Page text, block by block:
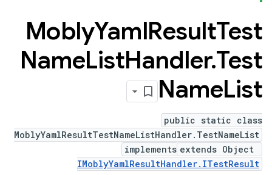
MoblyYamlResultTest
NameListHandler.Test
NameList
public static class
MoblyYamlResultTestNameListHandler.TestNameList
extends Object
implements
IMoblyYamlResultHandler.ITestResult